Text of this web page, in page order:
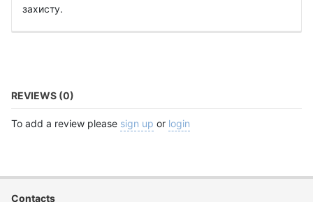
захисту.
REVIEWS (0)
To add a review please sign up or login
Contacts